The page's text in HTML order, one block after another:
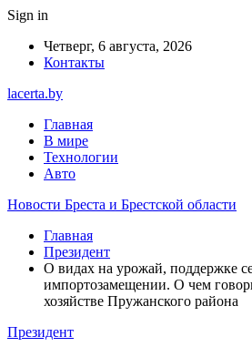
Sign in
Четверг, 6 августа, 2026
Контакты
lacerta.by
Главная
В мире
Технологии
Авто
Новости Бреста и Брестской области
Главная
Президент
О видах на урожай, поддержке
импортозамещении. О чем
хозяйстве Пружанского района
Президент